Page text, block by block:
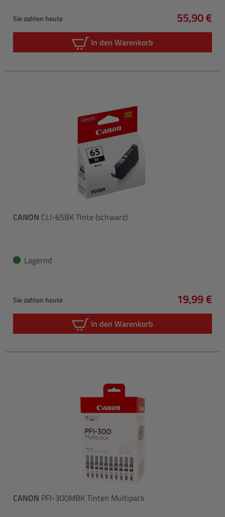
Sie zahlen heute 55,90 €
In den Warenkorb
CANON CLI-65BK Tinte (schwarz)
Lagernd
Sie zahlen heute 19,99 €
In den Warenkorb
CANON PFI-300MBK Tinten Multipack